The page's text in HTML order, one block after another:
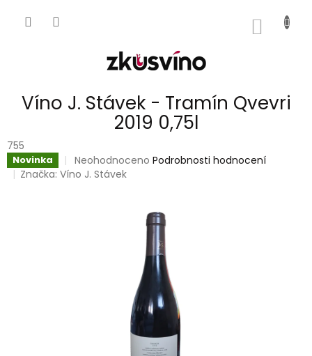
Víno J. Stávek - Tramín Qvevri
2019 0,75l
755
Novinka
Průměrné
hodnocení
Neohodnoceno Podrobnosti hodnocení
Značka:Víno J. Stávek